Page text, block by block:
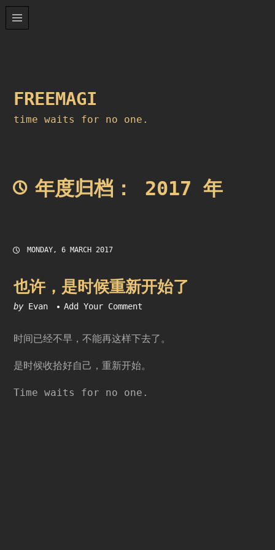
Skip
FREEMAGI
time waits for no one.
年度归档： 2017 年
MONDAY, 6 MARCH 2017
也许，是时候重新开始了
by Evan Add Your Comment
时间已经不早，不能再这样下去了。
是时候收拾好自己，重新开始。
Time waits for no one.